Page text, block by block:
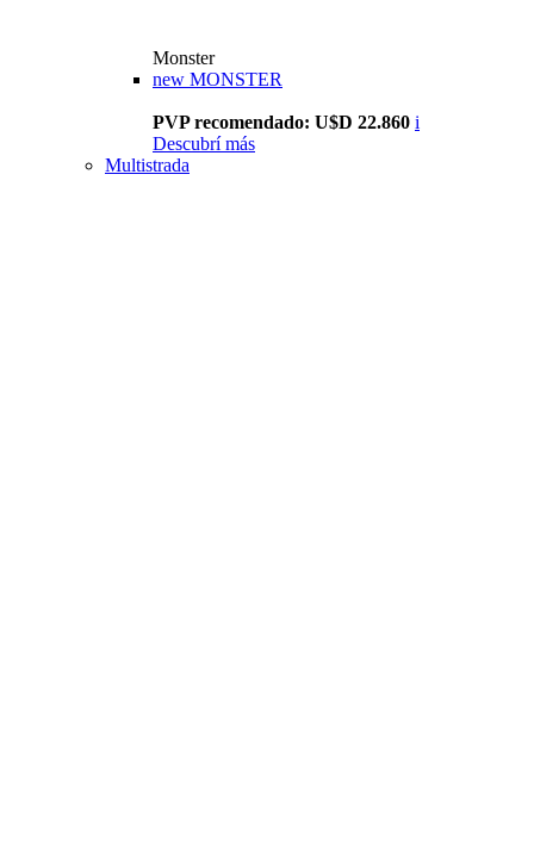
Monster
new MONSTER
PVP recomendado: U$D 22.860 i
Descubrí más
Multistrada